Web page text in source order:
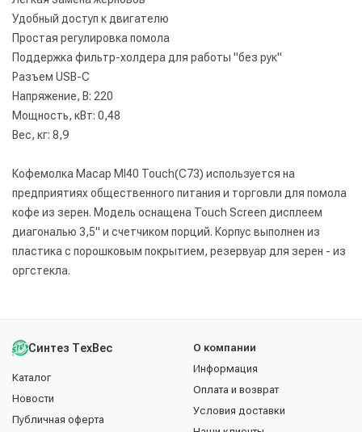
Удобный доступ к двигателю
Простая регулировка помола
Поддержка фильтр-холдера для работы "без рук"
Разъем USB-C
Напряжение, В: 220
Мощность, кВт: 0,48
Вес, кг: 8,9
Кофемолка Macap MI40 Touch(C73) используется на
предприятиях общественного питания и торговли для помола
кофе из зерен. Модель оснащена Touch Screen дисплеем
диагональю 3,5" и счетчиком порций. Корпус выполнен из
пластика с порошковым покрытием, резервуар для зерен - из
оргстекла.
Синтез ТехВес
Каталог
Новости
Публичная оферта
О компании
Информация
Оплата и возврат
Условия доставки